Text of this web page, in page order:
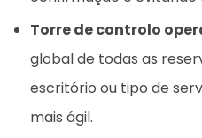
Torre de controlo
global de todas as
escritório ou tipo de
mais ágil.